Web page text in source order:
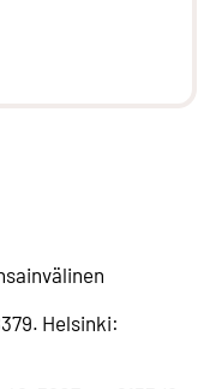
. Helsinki: